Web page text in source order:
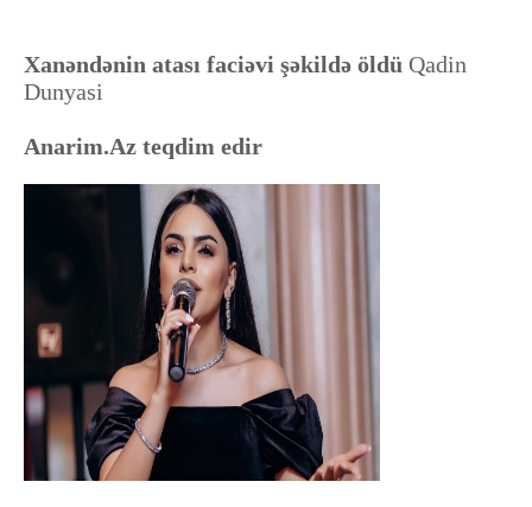
Xanəndənin atası faciəvi şəkildə öldü Qadin
Dunyasi
Anarim.Az teqdim edir